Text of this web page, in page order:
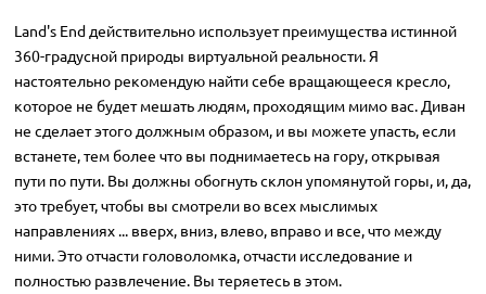
Land's End действительно использует преимущества истинной
360-градусной природы виртуальной реальности. Я
настоятельно рекомендую найти себе вращающееся кресло,
которое не будет мешать людям, проходящим мимо вас. Диван
не сделает этого должным образом, и вы можете упасть, если
встанете, тем более что вы поднимаетесь на гору, открывая
пути по пути. Вы должны обогнуть склон упомянутой горы, и, да,
это требует, чтобы вы смотрели во всех мыслимых
направлениях ... вверх, вниз, влево, вправо и все, что между
ними. Это отчасти головоломка, отчасти исследование и
полностью развлечение. Вы теряетесь в этом.